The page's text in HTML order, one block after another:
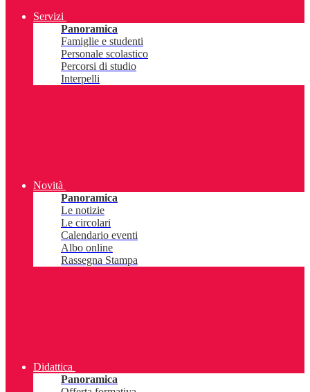
Servizi
Panoramica
Famiglie e studenti
Personale scolastico
Percorsi di studio
Interpelli
Novità
Panoramica
Le notizie
Le circolari
Calendario eventi
Albo online
Rassegna Stampa
Didattica
Panoramica